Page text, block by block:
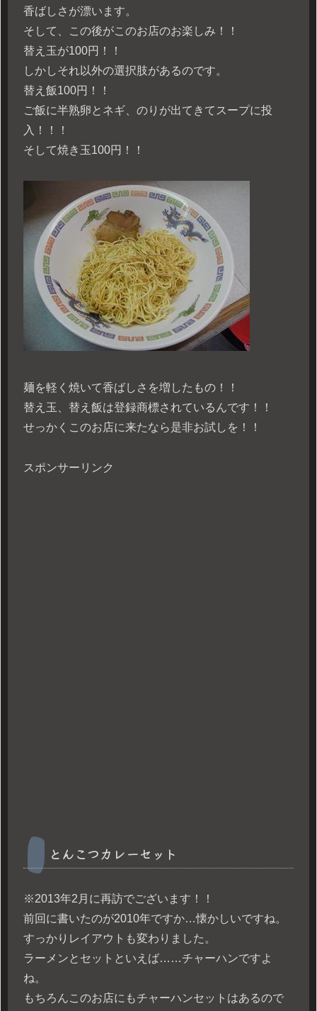
香ばしさが漂います。
そして、この後がこのお店のお楽しみ！！
替え玉が100円！！
しかしそれ以外の選択肢があるのです。
替え飯100円！！
ご飯に半熟卵とネギ、のりが出てきてスープに投
入！！！
そして焼き玉100円！！
麺を軽く焼いて香ばしさを増したもの！！
替え玉、替え飯は登録商標されているんです！！
せっかくこのお店に来たなら是非お試しを！！
スポンサーリンク
とんこつカレーセット
※2013年2月に再訪でございます！！
前回に書いたのが2010年ですか…懐かしいですね。
すっかりレイアウトも変わりました。
ラーメンとセットといえば……チャーハンですよ
ね。
もちろんこのお店にもチャーハンセットはあるので